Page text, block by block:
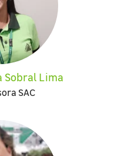
Sobral Lima
SAC